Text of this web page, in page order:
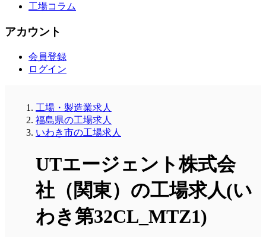
工場コラム
アカウント
会員登録
ログイン
工場・製造業求人
福島県の工場求人
いわき市の工場求人
UTエージェント株式会
社（関東）の工場求人(い
わき第32CL_MTZ1)